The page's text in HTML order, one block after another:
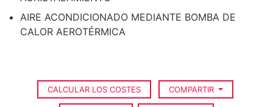
AIRE ACONDICIONADO MEDIANTE BOMBA DE
CALOR AEROTÉRMICA
CALCULAR LOS COSTES COMPARTIR